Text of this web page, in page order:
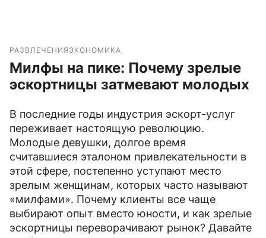
РАЗВЛЕЧЕНИЯ ЭКОНОМИКА
Милфы на пике: Почему зрелые
эскортницы затмевают молодых
В последние годы индустрия эскорт-услуг
переживает настоящую революцию.
Молодые девушки, долгое время
считавшиеся эталоном привлекательности в
этой сфере, постепенно уступают место
зрелым женщинам, которых часто называют
«милфами». Почему клиенты все чаще
выбирают опыт вместо юности, и как зрелые
эскортницы переворачивают рынок? Давайте